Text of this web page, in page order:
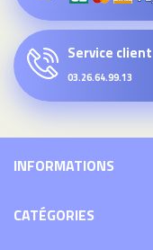
Service client
03.26.64.99.13
INFORMATIONS
CATÉGORIES